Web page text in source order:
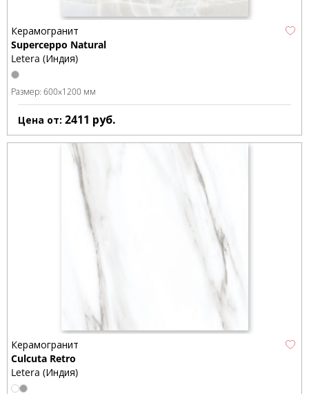
Керамогранит
Superceppo Natural
Letera (Индия)
Размер: 600x1200 мм
Цена от: 2411 руб.
Керамогранит
Culcuta Retro
Letera (Индия)